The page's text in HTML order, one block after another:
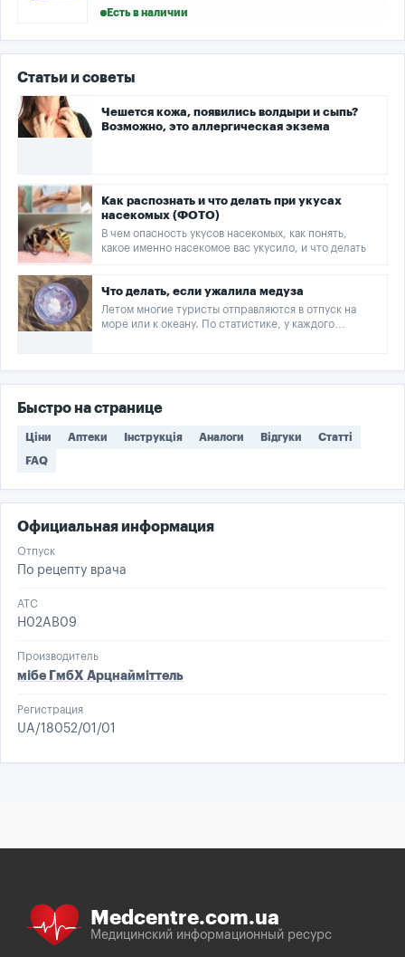
Есть в наличии
Статьи и советы
Чешется кожа, появились волдыри и сыпь?
Возможно, это аллергическая экзема
Как распознать и что делать при укусах
насекомых (ФОТО)
В чем опасность укусов насекомых, как понять,
какое именно насекомое вас укусило, и что делать
Что делать, если ужалила медуза
Летом многие туристы отправляются в отпуск на
море или к океану. По статистике, у каждого
Быстро на странице
Ціни Аптеки Інструкція Аналоги Відгуки Статті
FAQ
Официальная информация
Отпуск
По рецепту врача
ATC
H02AB09
Производитель
мібе ГмбХ Арцнайміттель
Регистрация
UA/18052/01/01
Medcentre.com.ua
Медицинский информационный ресурс